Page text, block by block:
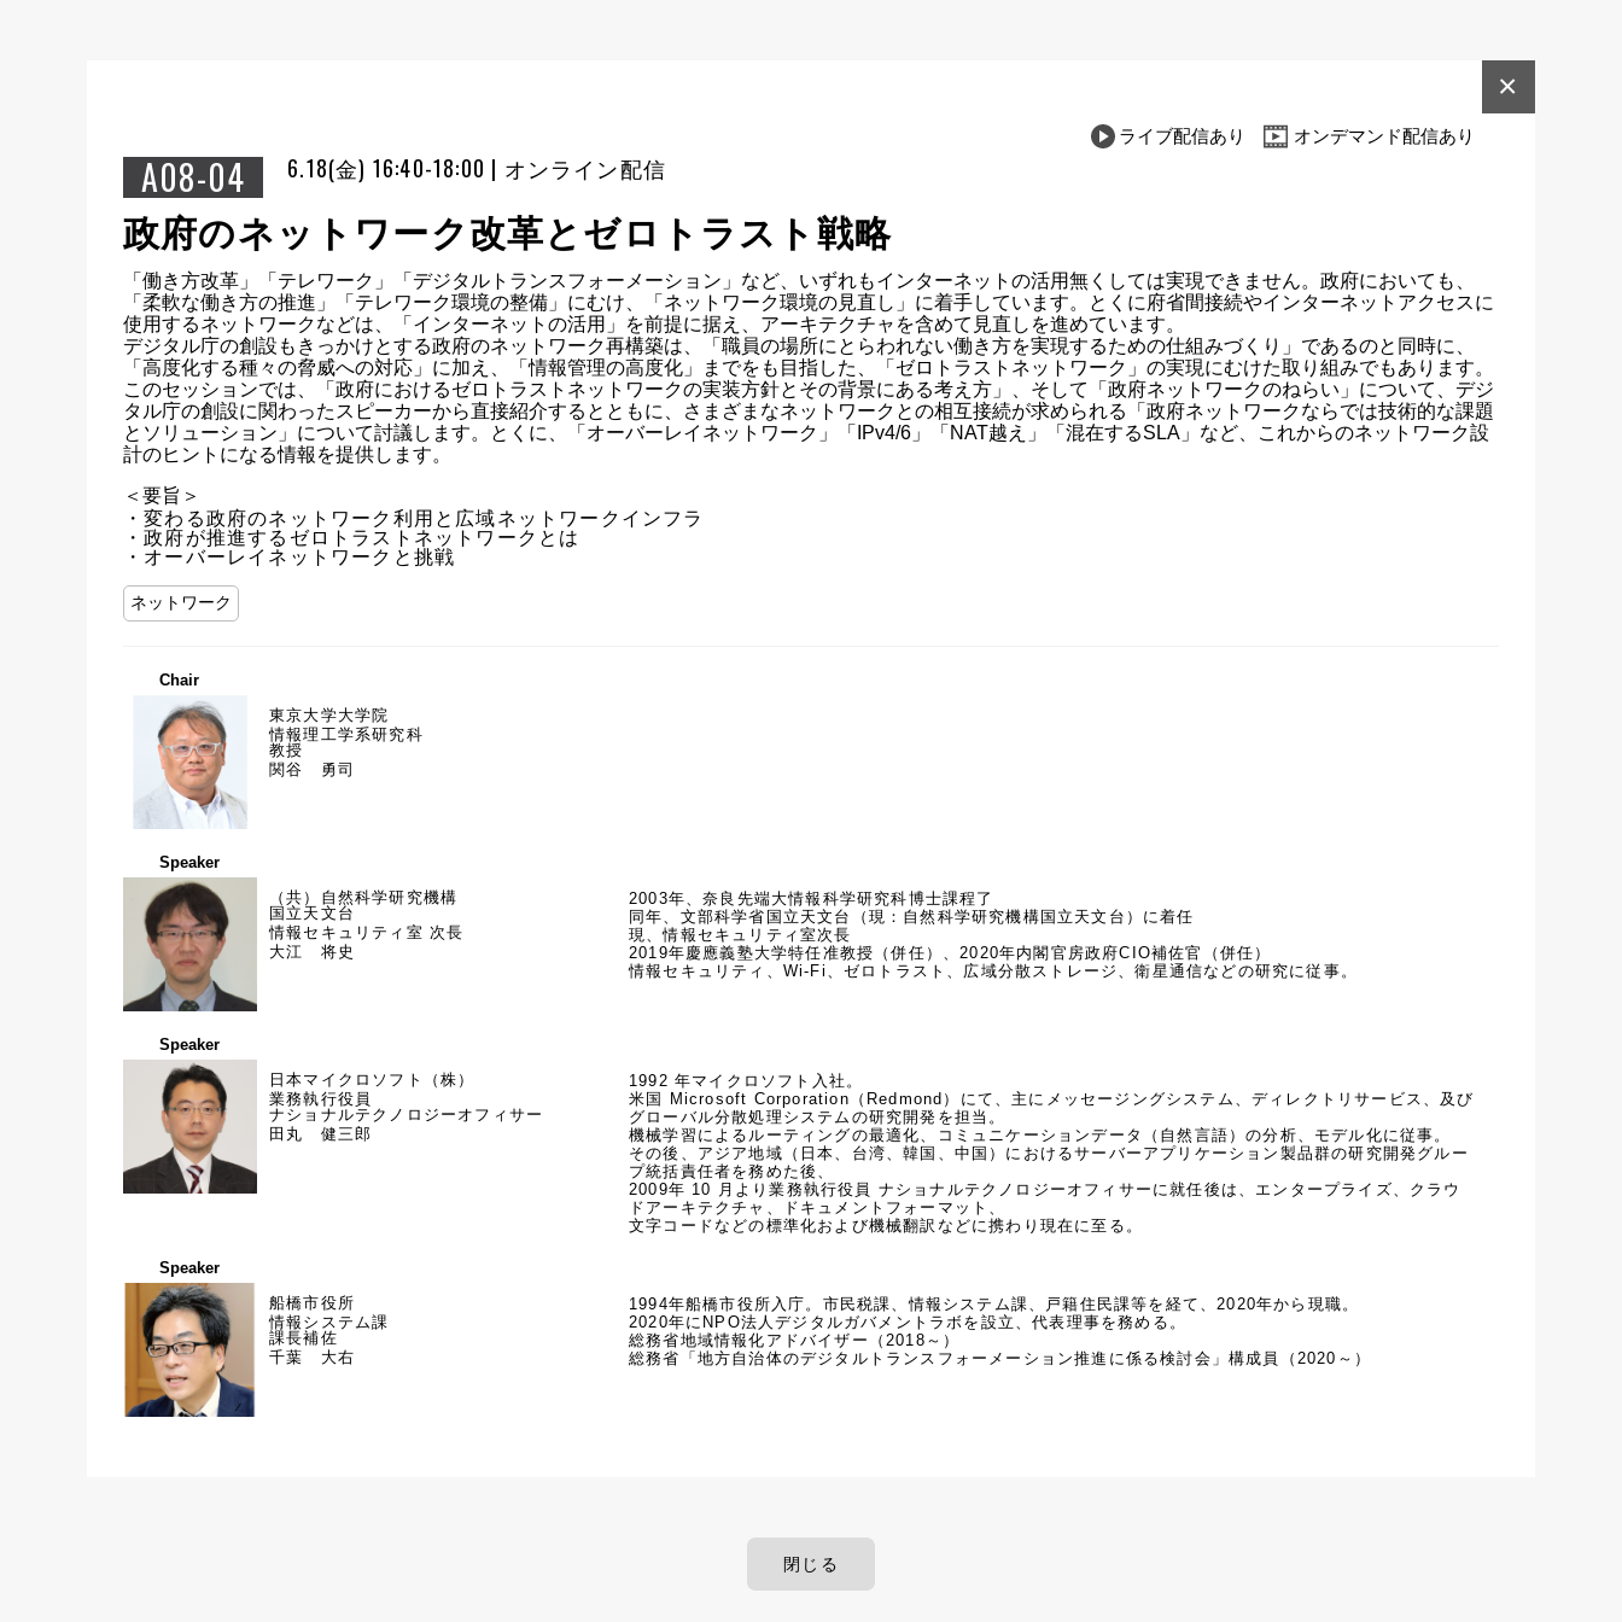
ライブ配信あり オンデマンド配信あり
A08-04 6.18(金) 16:40-18:00 | オンライン配信
×
政府のネットワーク改革とゼロトラスト戦略
「働き方改革」「テレワーク」「デジタルトランスフォーメーション」など、いずれもインターネットの活用無くしては実現できません。政府においても、
「柔軟な働き方の推進」「テレワーク環境の整備」にむけ、「ネットワーク環境の見直し」に着手しています。とくに府省間接続やインターネットアクセスに
使用するネットワークなどは、「インターネットの活用」を前提に据え、アーキテクチャを含めて見直しを進めています。
デジタル庁の創設もきっかけとする政府のネットワーク再構築は、「職員の場所にとらわれない働き方を実現するための仕組みづくり」であるのと同時に、
「高度化する種々の脅威への対応」に加え、「情報管理の高度化」までをも目指した、「ゼロトラストネットワーク」の実現にむけた取り組みでもあります。
このセッションでは、「政府におけるゼロトラストネットワークの実装方針とその背景にある考え方」、そして「政府ネットワークのねらい」について、デジ
タル庁の創設に関わったスピーカーから直接紹介するとともに、さまざまなネットワークとの相互接続が求められる「政府ネットワークならでは技術的な課題
とソリューション」について討議します。とくに、「オーバーレイネットワーク」「IPv4/6」「NAT越え」「混在するSLA」など、これからのネットワーク設
計のヒントになる情報を提供します。
＜要旨＞
・変わる政府のネットワーク利用と広域ネットワークインフラ
・政府が推進するゼロトラストネットワークとは
・オーバーレイネットワークと挑戦
ネットワーク
Chair
東京大学大学院
情報理工学系研究科
教授
関谷 勇司
Speaker
（共）自然科学研究機構
国立天文台
情報セキュリティ室 次長
大江 将史
2003年、奈良先端大情報科学研究科博士課程了
同年、文部科学省国立天文台（現：自然科学研究機構国立天文台）に着任
現、情報セキュリティ室次長
2019年慶應義塾大学特任准教授（併任）、2020年内閣官房政府CIO補佐官（併任）
情報セキュリティ、Wi-Fi、ゼロトラスト、広域分散ストレージ、衛星通信などの研究に従事。
Speaker
日本マイクロソフト（株）
業務執行役員
ナショナルテクノロジーオフィサー
田丸 健三郎
1992 年マイクロソフト入社。
米国 Microsoft Corporation（Redmond）にて、主にメッセージングシステム、ディレクトリサービス、及び
グローバル分散処理システムの研究開発を担当。
機械学習によるルーティングの最適化、コミュニケーションデータ（自然言語）の分析、モデル化に従事。
その後、アジア地域（日本、台湾、韓国、中国）におけるサーバーアプリケーション製品群の研究開発グルー
プ統括責任者を務めた後、
2009年 10 月より業務執行役員 ナショナルテクノロジーオフィサーに就任後は、エンタープライズ、クラウ
ドアーキテクチャ、ドキュメントフォーマット、
文字コードなどの標準化および機械翻訳などに携わり現在に至る。
Speaker
船橋市役所
情報システム課
課長補佐
千葉 大右
1994年船橋市役所入庁。市民税課、情報システム課、戸籍住民課等を経て、2020年から現職。
2020年にNPO法人デジタルガバメントラボを設立、代表理事を務める。
総務省地域情報化アドバイザー（2018～）
総務省「地方自治体のデジタルトランスフォーメーション推進に係る検討会」構成員（2020～）
閉じる